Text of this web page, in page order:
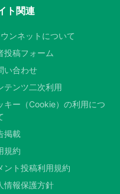
ト関連
ンネットについて
投稿フォーム
い合わせ
テンツ二次利用
キー（Cookie）の利用につ
掲載
規約
ント投稿利用規約
情報保護方針